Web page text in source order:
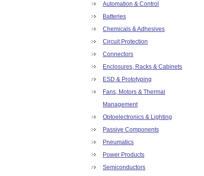
Automation & Control
Batteries
Chemicals & Adhesives
Circuit Protection
Connectors
Enclosures, Racks & Cabinets
ESD & Prototyping
Fans, Motors & Thermal
Management
Optoelectronics & Lighting
Passive Components
Pneumatics
Power Products
Semiconductors